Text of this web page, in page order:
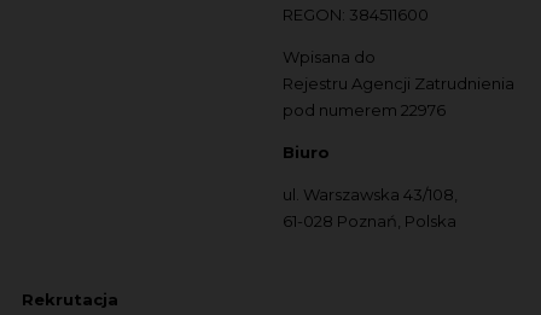
REGON: 384511600
Wpisana do
Rejestru Agencji Zatrudnienia
pod numerem 22976
Biuro
ul. Warszawska 43/108,
61-028 Poznań, Polska
Rekrutacja